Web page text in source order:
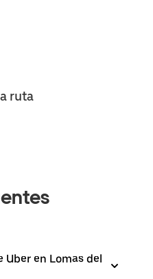
ruta
Uber en Lomas del